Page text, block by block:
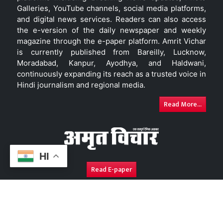
HI
Galleries, YouTube channels, social media platforms,
and digital news services. Readers can also access
the e-version of the daily newspaper and weekly
magazine through the e-paper platform. Amrit Vichar
is currently published from Bareilly, Lucknow,
Moradabad, Kanpur, Ayodhya, and Haldwani,
continuously expanding its reach as a trusted voice in
Hindi journalism and regional media.
Read More...
Read E-paper